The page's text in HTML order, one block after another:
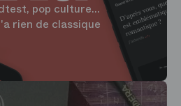
pop culture...
rien de classique